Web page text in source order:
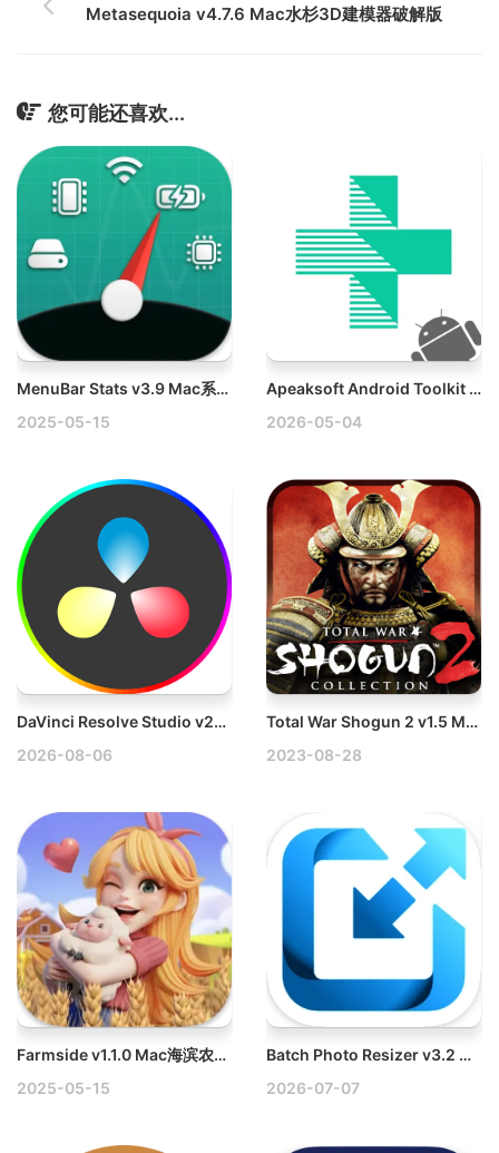
Metasequoia v4.7.6 Mac水杉3D建模器破解版
您可能还喜欢...
MenuBar Stats v3.9 Mac系统监控工具破解版
2025-05-15
Apeaksoft Android Toolkit v1.2.30 Mac Android安卓数据恢复破解版
2026-05-04
DaVinci Resolve Studio v21.0.4 Mac达芬奇视频后期制作破解版
2026-08-06
Total War Shogun 2 v1.5 Mac全面战争：幕府将军2破解版
2023-08-28
Farmside v1.1.0 Mac海滨农场卡通模拟经营游戏
2025-05-15
Batch Photo Resizer v3.2 Mac批量照片调整工具破解版
2026-07-07